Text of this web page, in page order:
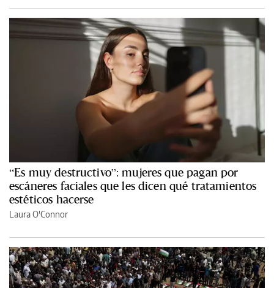
“Es muy destructivo”: mujeres que pagan por
escáneres faciales que les dicen qué tratamientos
estéticos hacerse
Laura O'Connor